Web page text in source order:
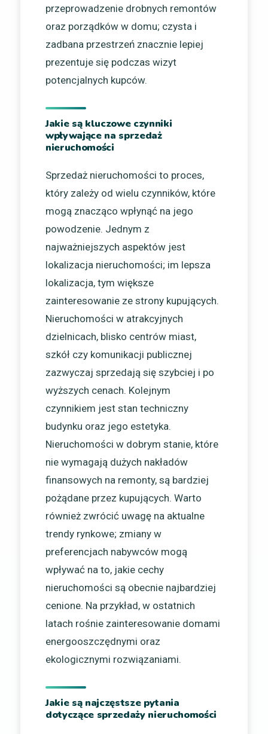
przeprowadzenie drobnych remontów
oraz porządków w domu; czysta i
zadbana przestrzeń znacznie lepiej
prezentuje się podczas wizyt
potencjalnych kupców.
Jakie są kluczowe czynniki
wpływające na sprzedaż
nieruchomości
Sprzedaż nieruchomości to proces,
który zależy od wielu czynników, które
mogą znacząco wpłynąć na jego
powodzenie. Jednym z
najważniejszych aspektów jest
lokalizacja nieruchomości; im lepsza
lokalizacja, tym większe
zainteresowanie ze strony kupujących.
Nieruchomości w atrakcyjnych
dzielnicach, blisko centrów miast,
szkół czy komunikacji publicznej
zazwyczaj sprzedają się szybciej i po
wyższych cenach. Kolejnym
czynnikiem jest stan techniczny
budynku oraz jego estetyka.
Nieruchomości w dobrym stanie, które
nie wymagają dużych nakładów
finansowych na remonty, są bardziej
pożądane przez kupujących. Warto
również zwrócić uwagę na aktualne
trendy rynkowe; zmiany w
preferencjach nabywców mogą
wpływać na to, jakie cechy
nieruchomości są obecnie najbardziej
cenione. Na przykład, w ostatnich
latach rośnie zainteresowanie domami
energooszczędnymi oraz
ekologicznymi rozwiązaniami.
Jakie są najczęstsze pytania
dotyczące sprzedaży nieruchomości